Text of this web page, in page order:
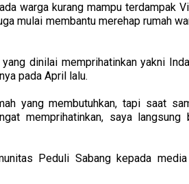
warga kurang mampu terdampak
mulai membantu merehap rumah
dinilai memprihatinkan yakni
pada April lalu.
yang membutuhkan, tapi saat
memprihatinkan, saya langsung
Peduli Sabang kepada